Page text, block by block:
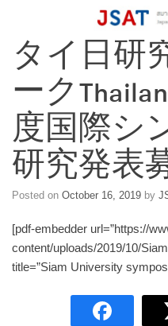
Skip
content
タイ⽇研
ーク
度国際シ
研究発表
Posted on October 16, 2019 by
[pdf-embedder url=”https://
content/uploads/2019/10/
title=”Siam University